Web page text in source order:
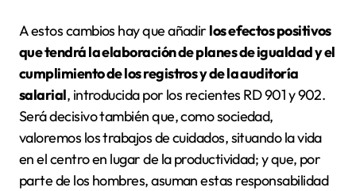
A estos cambios hay que añadir los efectos positivos
que tendrá la elaboración de planes de igualdad y el
cumplimiento de los registros y de la auditoría
salarial, introducida por los recientes RD 901 y 902.
Será decisivo también que, como sociedad,
valoremos los trabajos de cuidados, situando la vida
en el centro en lugar de la productividad; y que, por
parte de los hombres, asuman estas responsabilidad